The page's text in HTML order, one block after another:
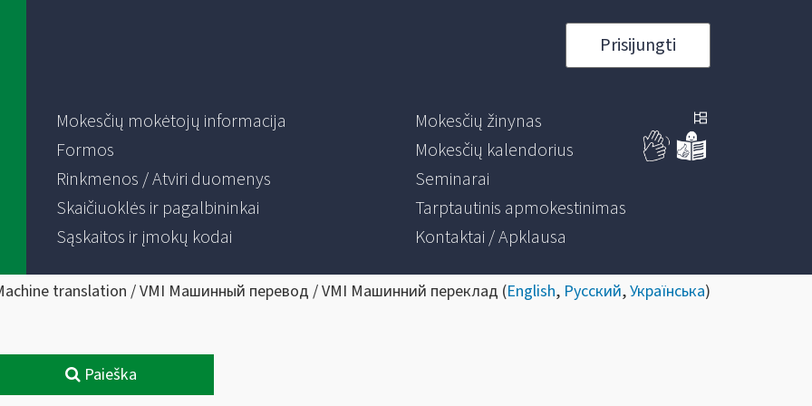
Prisijungti
Mokesčių mokėtojų informacija
Formos
Rinkmenos / Atviri duomenys
Skaičiuoklės ir pagalbininkai
Sąskaitos ir įmokų kodai
Mokesčių žinynas
Mokesčių kalendorius
Seminarai
Tarptautinis apmokestinimas
Kontaktai / Apklausa
translation / VMI Машинный перевод / VMI Машинний переклад (English, Русский,Українська)
Paieška